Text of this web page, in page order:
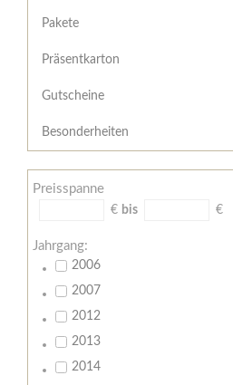
/
Widerrufsformular
AGB
Zahlungsbedingungen
Meine
Pakete
Präsentkarton
Gutscheine
Besonderheiten
Preisspanne
€ bis €
Jahrgang:
2006
2007
2012
2013
2014